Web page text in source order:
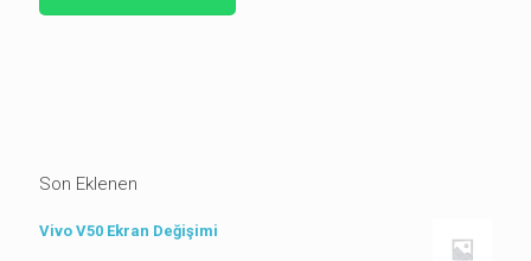
Son Eklenen
Vivo V50 Ekran Değişimi